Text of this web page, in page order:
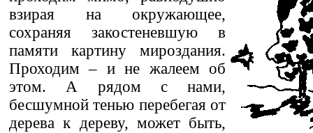
взирая на окружающее,
сохраняя закостеневшую в
памяти картину мироздания.
Проходим – и не жалеем об
этом. А рядом с нами,
бесшумной тенью перебегая от
дерева к дереву, может быть,